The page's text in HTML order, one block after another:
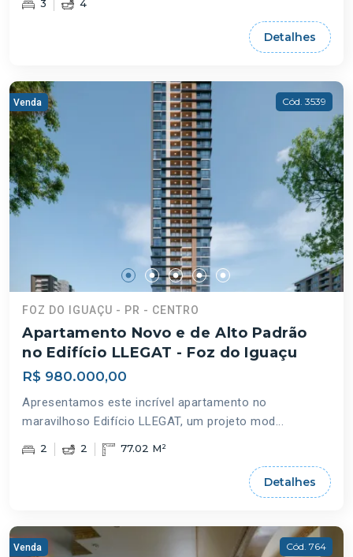
3 4
Detalhes
Venda Cód. 3539
FOZ DO IGUAÇU - PR - CENTRO
Apartamento Novo e de Alto Padrão
no Edifício LLEGAT - Foz do Iguaçu
R$ 980.000,00
Apresentamos este incrível apartamento no
maravilhoso Edifício LLEGAT, um projeto mod...
2 2 77.02 M²
Detalhes
Venda Cód. 764